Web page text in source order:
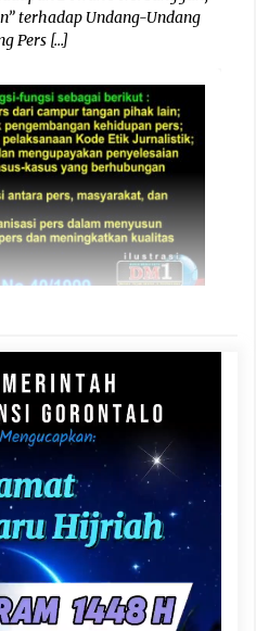
terhadap Undang-Undang
Pers […]